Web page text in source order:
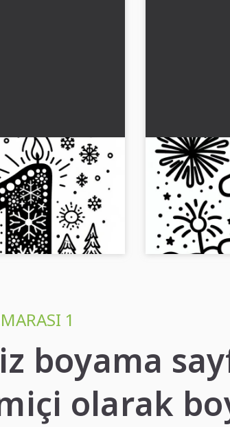
sayıyı içeren
mum: İndirilebilir
dal ve 1 numaralı
indir. Şimdi yaratıcı
Ocak ayı için
fişek:
(Ücretsiz)
Ocak ayı için 1
sayfasını indir.
boyayın. Hemen
1
boyama
olarak